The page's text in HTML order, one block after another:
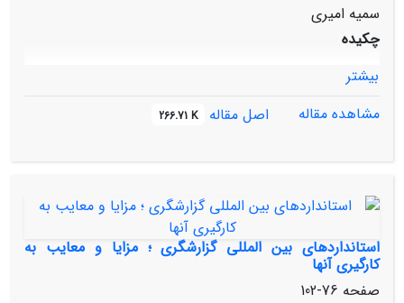
سمیه امیری
چکیده
بیشتر
مشاهده مقاله
اصل مقاله 266.71 K
استانداردهای بین المللی گزارشگری ؛ مزایا و معایب به
کارگیری آنها
صفحه 76-102